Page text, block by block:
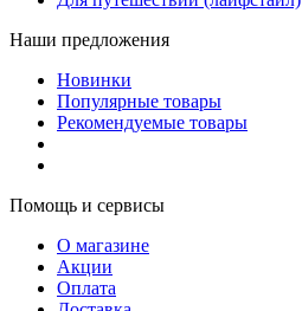
Наши предложения
Новинки
Популярные товары
Рекомендуемые товары
Помощь и сервисы
О магазине
Акции
Оплата